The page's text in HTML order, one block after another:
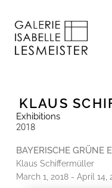
KLAUS
Exhibitions
2018
BAYERISCHE GRÜNE
Klaus Schiffermüller
March 1, 2018 - April 14,